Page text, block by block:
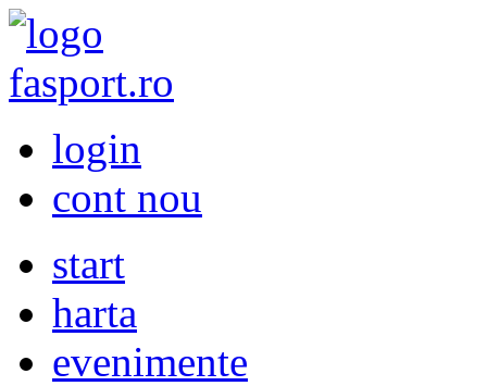
login
cont nou
start
harta
evenimente